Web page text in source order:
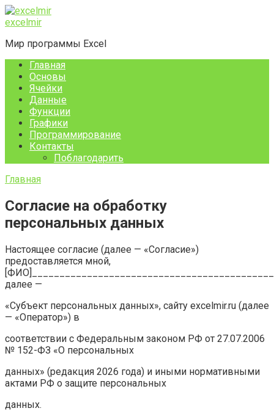
Перейти
к
excelmir
Мир программы Excel
Главная
Основы
Ячейки
Данные
Функции
Графики
Программирование
Контакты
Поблагодарить
Главная
Согласие на обработку
персональных данных
Настоящее согласие (далее — «Согласие»)
предоставляется мной,
далее —
«Субъект персональных данных», сайту excelmir.ru (далее
— «Оператор») в
соответствии с Федеральным законом РФ от 27.07.2006
№ 152-ФЗ «О персональных
данных» (редакция 2026 года) и иными нормативными
актами РФ о защите персональных
данных.